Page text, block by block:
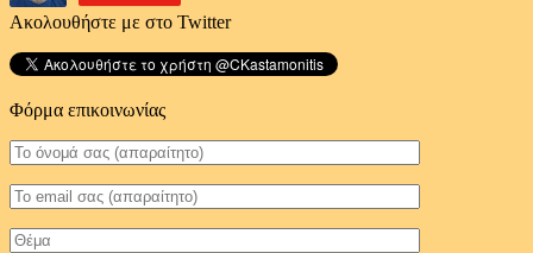
Ακολουθήστε με στο Twitter
Φόρμα επικοινωνίας